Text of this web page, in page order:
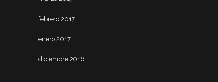
febrero 2017
enero 2017
diciembre 2016